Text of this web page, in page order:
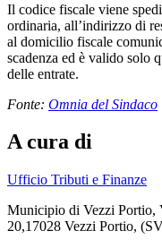
Il codice fiscale viene
ordinaria, all’indirizzo di
al domicilio fiscale
scadenza ed è valido solo
delle entrate.
Fonte: Omnia del Sindaco
A cura di
Ufficio Tributi e Finanze
Municipio di Vezzi Portio,
20,17028 Vezzi Portio,